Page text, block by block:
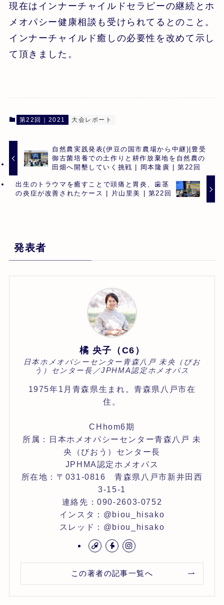
現在はインナーチャイルドセラピーの継続とホ
メオパシー健康相談も受けられてるとのこと。
インナーチャイルド癒しの必要性を改めて示し
て頂きました。
第22回｜2021 大会レポート
自然農実践発表(伊豆の国市農場から中継)|豊受
御古菌培養での土作りと耕作放棄地を自然農の
田畑へ開墾していく挑戦 | 岡本隆廣 | 第22回
出生のトラウマを癒すことで頭痛と胃炎、歯茎
の炎症が改善されたケース | 片山里美 | 第22回
発表者
橘 央子（C6）
日本ホメオパシーセンター青森八戸 未央（びお
う）センター長／JPHMA認定ホメオパス
1975年1月青森県生まれ。青森県八戸市在
住。
CHhom6期
所属：日本ホメオパシーセンター青森八戸 未
央（びおう）センター長
JPHMA認定ホメオパス
所在地：〒031-0816 青森県八戸市新井田西
3-15-1
連絡先：090-2603-0752
インスタ：@biou_hisako
スレッド：@biou_hisako
この著者の記事一覧へ